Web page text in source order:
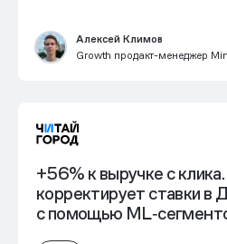
Алексей Климов
Growth продакт-менеджер
+56% к выручке с
корректирует ставки в
с помощью